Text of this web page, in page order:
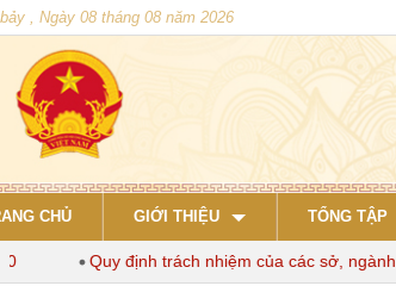
, Ngày 08 tháng 08 năm 2026
CHỦ GIỚI THIỆU TỔNG TẬP
Quy định trách nhiệm của các sở, ngành và